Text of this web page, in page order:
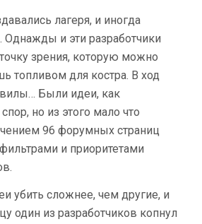
лагеря, и иногда
Однажды и эти разработчики
зрения, которую можно
топливом для костра. В ход
Были идеи, как
но из этого мало что
96 форумных страниц
и приоритетами
убить сложнее, чем другие, и
один из разработчиков копнул